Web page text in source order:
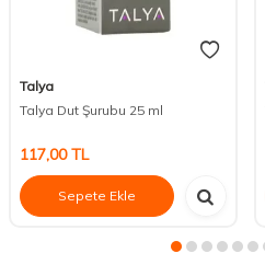
Talya
Talya Dut Şurubu 25 ml
117,00TL
Sepete Ekle